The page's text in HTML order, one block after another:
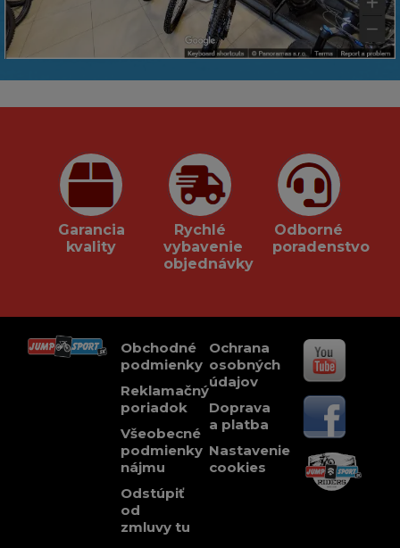
Garancia
kvality
Rychlé
vybavenie
objednávky
Odborné
poradenstvo
Obchodné
podmienky
Reklamačný
poriadok
Všeobecné
podmienky
nájmu
Odstúpiť
od
zmluvy tu
Ochrana
osobných
údajov
Doprava
a platba
Nastavenie
cookies